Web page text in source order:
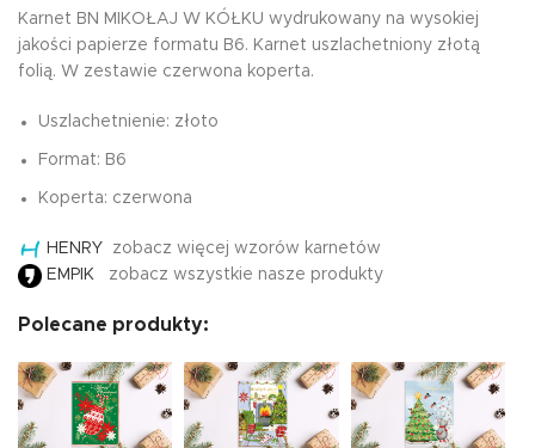
Karnet BN MIKOŁAJ W KÓŁKU wydrukowany na wysokiej
jakości papierze formatu B6. Karnet uszlachetniony złotą
folią. W zestawie czerwona koperta.
Uszlachetnienie: złoto
Format: B6
Koperta: czerwona
HENRY zobacz więcej wzorów karnetów
EMPIK zobacz wszystkie nasze produkty
Polecane produkty: